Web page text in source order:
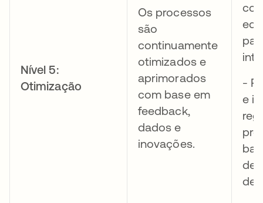
Nível 5:
Otimização
Os processos
são
continuamente
otimizados e
aprimorados
com base em
feedback,
dados e
inovações.
-
e
de